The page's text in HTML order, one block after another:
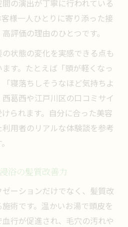
の演出が丁寧に行われている
様一人ひとりに寄り添った接
評価の理由のひとつです。
状態の変化を実感できる点も
す。たとえば「頭が軽くなっ
寝落ちしそうなほど気持ちよ
葛西や江戸川区の口コミサイ
られます。自分に合った美容
用者のリアルな体験談を参考
浴の髪質改善力
ーションだけでなく、髪質改
術です。温かいお湯で頭皮を
行が促進され、毛穴の汚れや